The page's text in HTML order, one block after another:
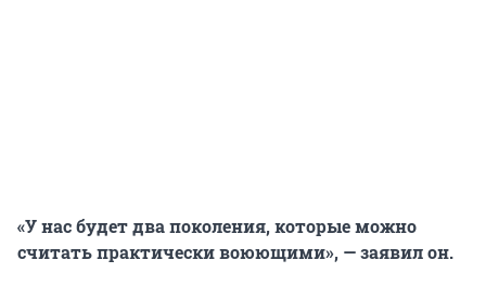
«У нас будет два поколения, которые можно
считать практически воюющими», — заявил он.